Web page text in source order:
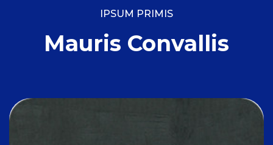
IPSUM PRIMIS
Mauris Convallis